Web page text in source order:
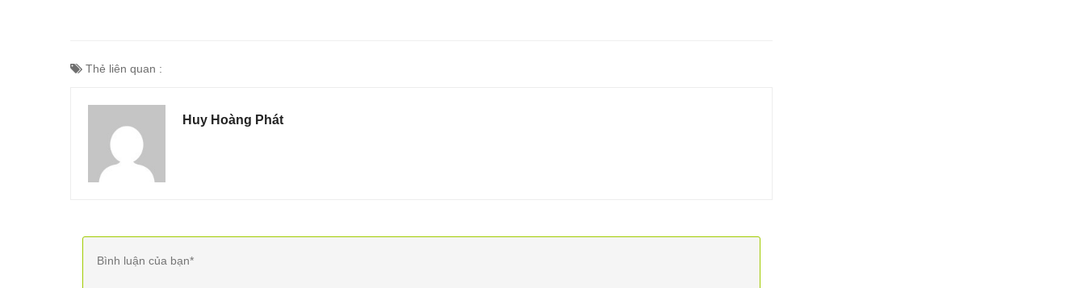
Thẻ liên quan :
Huy Hoàng Phát